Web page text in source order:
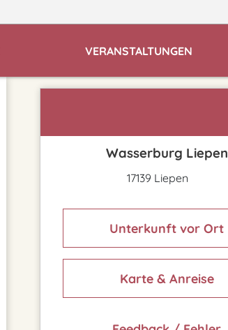
VERANSTALTUNGEN
Wasserburg Liepen
17139 Liepen
Unterkunft vor Ort
Karte & Anreise